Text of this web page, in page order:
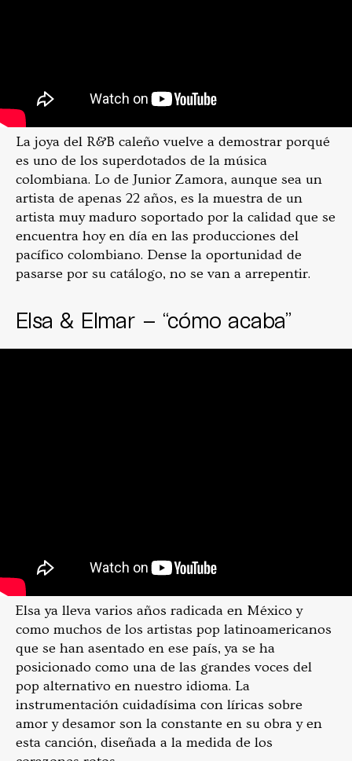
La joya del R&B caleño vuelve a demostrar porqué
es uno de los superdotados de la música
colombiana. Lo de Junior Zamora, aunque sea un
artista de apenas 22 años, es la muestra de un
artista muy maduro soportado por la calidad que se
encuentra hoy en día en las producciones del
pacífico colombiano. Dense la oportunidad de
pasarse por su catálogo, no se van a arrepentir.
Elsa & Elmar – “cómo acaba”
Elsa ya lleva varios años radicada en México y
como muchos de los artistas pop latinoamericanos
que se han asentado en ese país, ya se ha
posicionado como una de las grandes voces del
pop alternativo en nuestro idioma. La
instrumentación cuidadísima con líricas sobre
amor y desamor son la constante en su obra y en
esta canción, diseñada a la medida de los